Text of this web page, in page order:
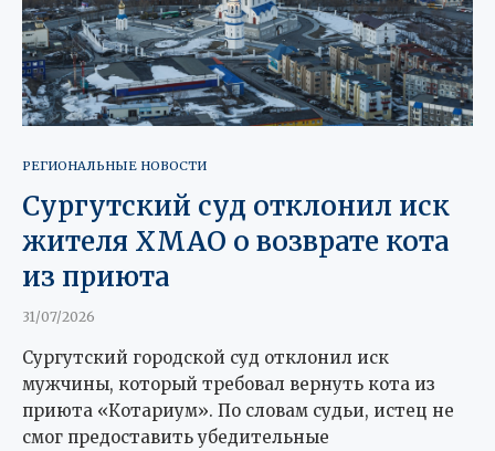
РЕГИОНАЛЬНЫЕ НОВОСТИ
Сургутский суд отклонил иск
жителя ХМАО о возврате кота
из приюта
31/07/2026
Сургутский городской суд отклонил иск
мужчины, который требовал вернуть кота из
приюта «Котариум». По словам судьи, истец не
смог предоставить убедительные